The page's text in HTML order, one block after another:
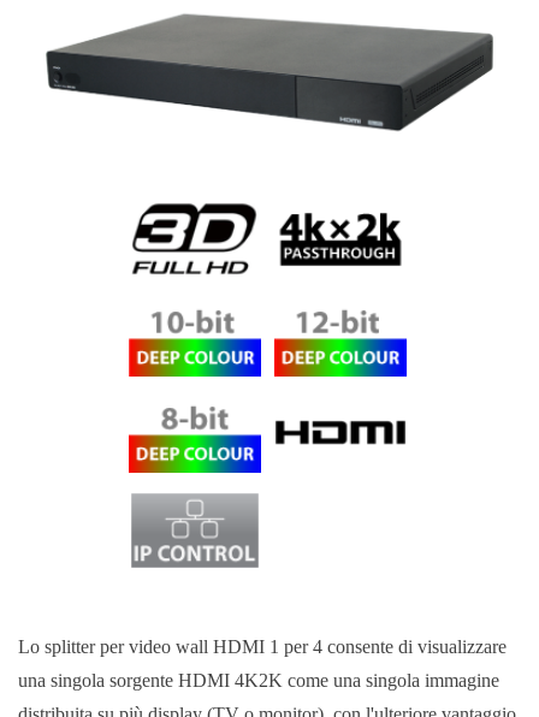
Lo splitter per video wall HDMI 1 per 4 consente di visualizzare
una singola sorgente HDMI 4K2K come una singola immagine